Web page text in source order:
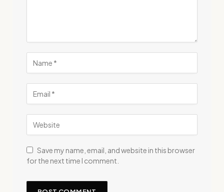
Save my name, email, and website in this browser
for the next time I comment.